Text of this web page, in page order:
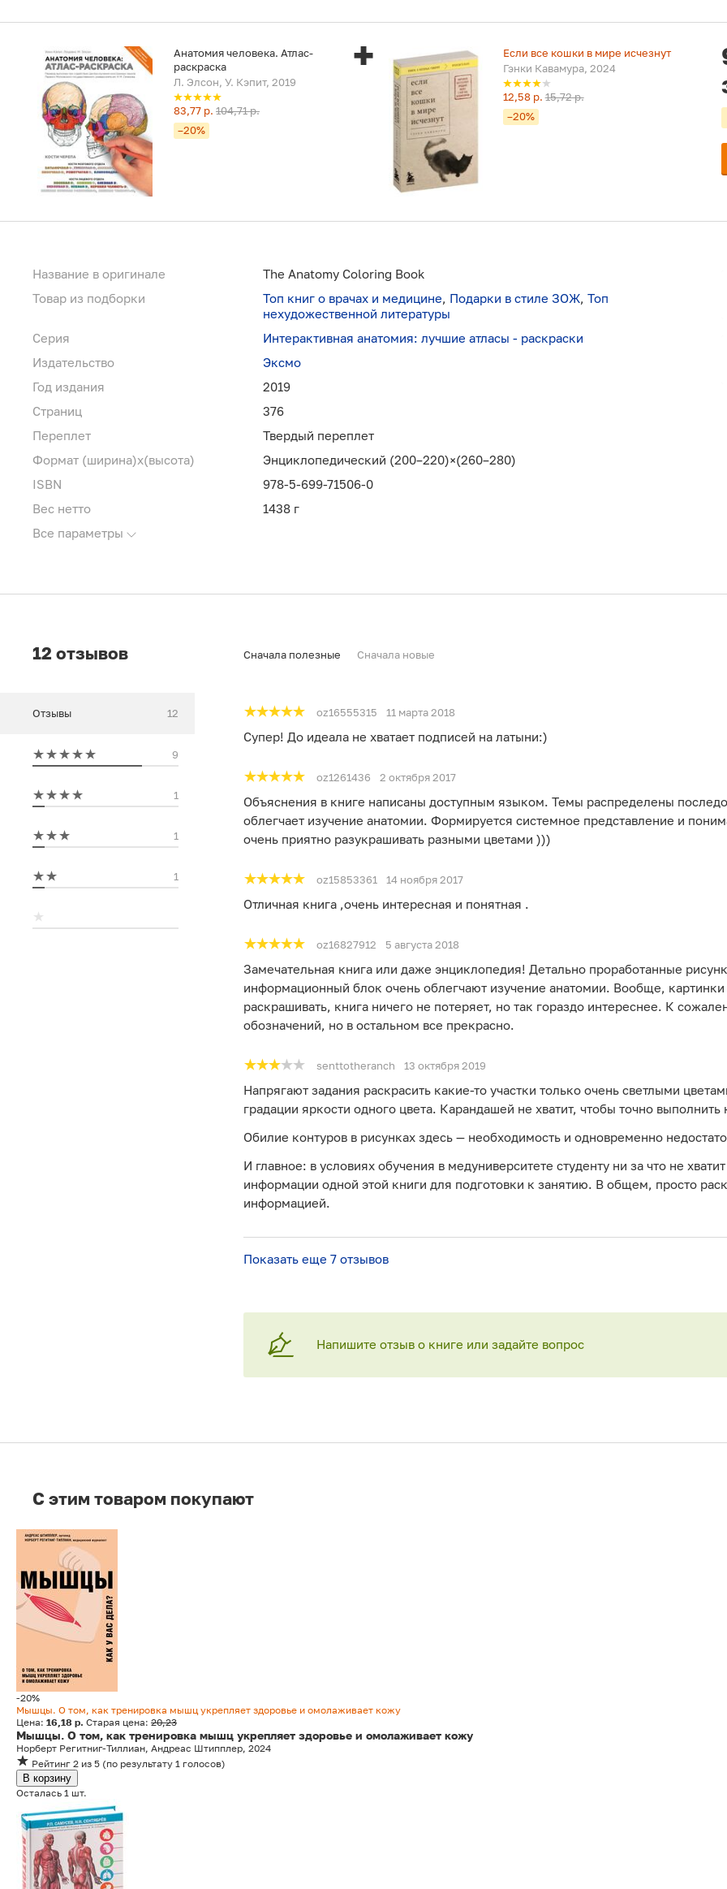
Анатомия человека. Атлас-
раскраска
Л. Элсон, У. Кэпит, 2019
83,77 р. 104,71 р.
–20%
Если все кошки в мире исчезнут
Гэнки Кавамура, 2024
12,58 р. 15,72 р.
–20%
Название в оригинале
The Anatomy Coloring Book
Товар из подборки
Топ книг о врачах и медицине, Подарки в стиле ЗОЖ, Топ
нехудожественной литературы
Серия
Интерактивная анатомия: лучшие атласы - раскраски
Издательство
Эксмо
Год издания
2019
Страниц
376
Переплет
Твердый переплет
Формат (ширина)х(высота)
Энциклопедический (200–220)×(260–280)
ISBN
978-5-699-71506-0
Вес нетто
1438 г
Все параметры
12 отзывов Сначала полезные Сначала новые
Отзывы 12
9
1
1
1
oz16555315 11 марта 2018
Супер! До идеала не хватает подписей на латыни:)
oz1261436 2 октября 2017
Объяснения в книге написаны доступным языком. Темы распределены
облегчает изучение анатомии. Формируется системное представление и
очень приятно разукрашивать разными цветами )))
oz15853361 14 ноября 2017
Отличная книга ,очень интересная и понятная .
oz16827912 5 августа 2018
Замечательная книга или даже энциклопедия! Детально проработанные
информационный блок очень облегчают изучение анатомии. Вообще,
раскрашивать, книга ничего не потеряет, но так гораздо интереснее. К
обозначений, но в остальном все прекрасно.
senttotheranch 13 октября 2019
Напрягают задания раскрасить какие-то участки только очень светлыми
градации яркости одного цвета. Карандашей не хватит, чтобы точно
Обилие контуров в рисунках здесь — необходимость и одновременно
И главное: в условиях обучения в медуниверситете студенту ни за что не
информации одной этой книги для подготовки к занятию. В общем, просто
информацией.
Показать еще 7 отзывов
Напишите отзыв о книге или задайте вопрос
C этим товаром покупают
-20%
Мышцы. О том, как тренировка мышц укрепляет здоровье и омолаживает кожу
Цена: 16,18 р. Старая цена: 20,23
Мышцы. О том, как тренировка мышц укрепляет здоровье и омолаживает кожу
Норберт Регитниг-Тиллиан, Андреас Штипплер, 2024
Рейтинг 2 из 5 (по результату 1 голосов)
В корзину
Осталась 1 шт.